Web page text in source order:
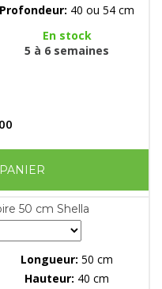
Profondeur: 40 ou 54 cm
En stock
5 à 6 semaines
00
50 cm Shella
Longueur: 50 cm
Hauteur: 40 cm